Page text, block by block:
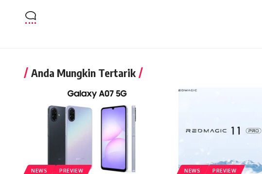
Anda Mungkin Tertarik
NEWS PREVIEW NEWS PREVIEW